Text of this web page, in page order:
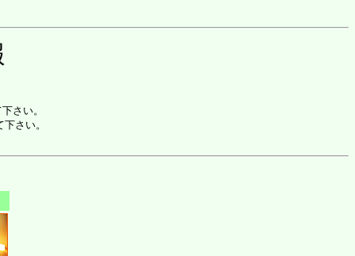
さい。
さい。